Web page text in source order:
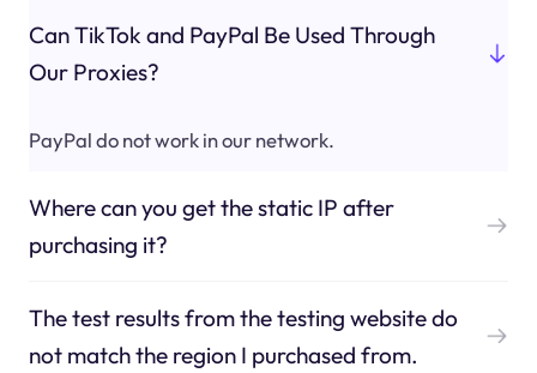
Can TikTok and PayPal Be Used Through
Our Proxies?
PayPal do not work in our network.
Where can you get the static IP after
purchasing it?
The test results from the testing website do
not match the region I purchased from.